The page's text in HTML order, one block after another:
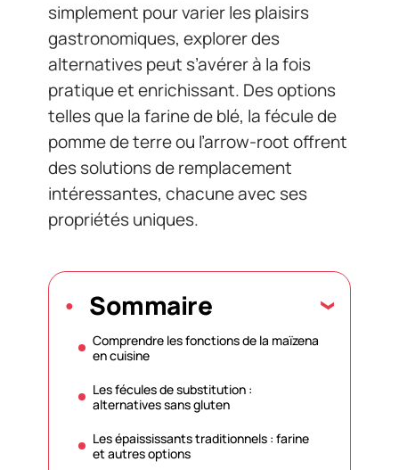
simplement pour varier les plaisirs
gastronomiques, explorer des
alternatives peut s’avérer à la fois
pratique et enrichissant. Des options
telles que la farine de blé, la fécule de
pomme de terre ou l’arrow-root offrent
des solutions de remplacement
intéressantes, chacune avec ses
propriétés uniques.
Sommaire
Comprendre les fonctions de la maïzena
en cuisine
Les fécules de substitution :
alternatives sans gluten
Les épaississants traditionnels : farine
et autres options